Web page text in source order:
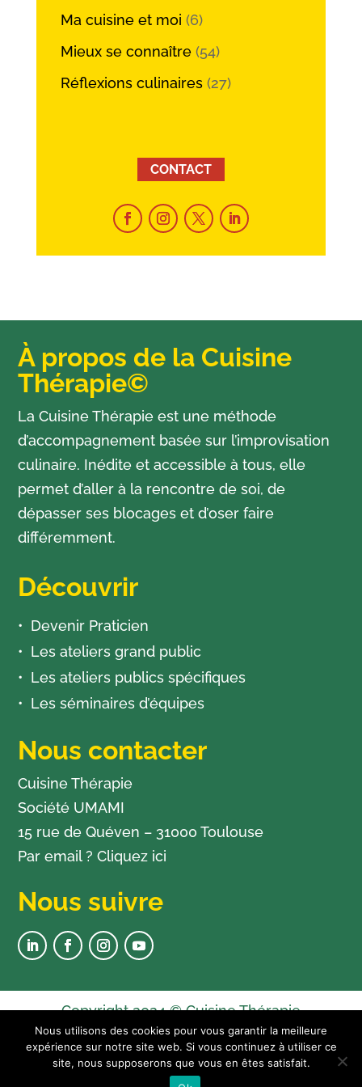
Ma cuisine et moi (6)
Mieux se connaître(54)
Réflexions culinaires(27)
CONTACT
À propos de la Cuisine
Thérapie©
La Cuisine Thérapie est une méthode
d’accompagnement basée sur l’improvisation
culinaire. Inédite et accessible à tous, elle
permet d’aller à la rencontre de soi, de
dépasser ses blocages et d’oser faire
différemment.
Découvrir
Devenir Praticien
Les ateliers grand public
Les ateliers publics spécifiques
Les séminaires d’équipes
Nous contacter
Cuisine Thérapie
Société UMAMI
15 rue de Quéven – 31000 Toulouse
Par email ?Cliquez ici
Nous suivre
Copyright 2024 © Cuisine Thérapie
Newsletter
Plan du site
Mentions légales
Nous utilisons des cookies pour vous garantir la meilleure
expérience sur notre site web. Si vous continuez à utiliser ce
site, nous supposerons que vous en êtes satisfait.